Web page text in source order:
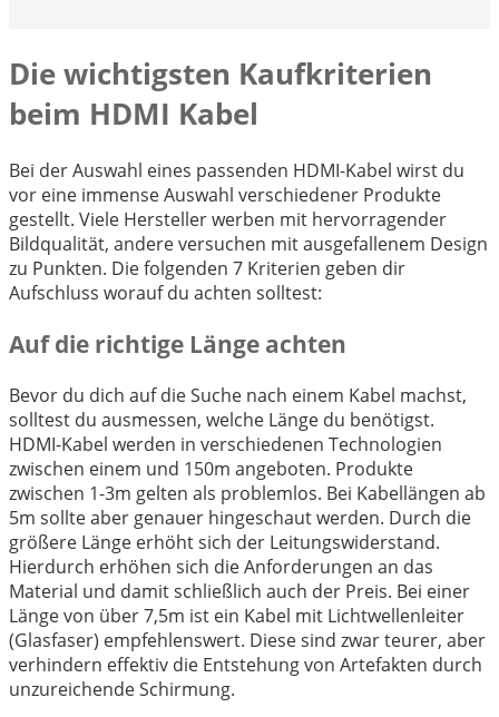
Die wichtigsten Kaufkriterien
beim HDMI Kabel
Bei der Auswahl eines passenden HDMI-Kabel wirst du
vor eine immense Auswahl verschiedener Produkte
gestellt. Viele Hersteller werben mit hervorragender
Bildqualität, andere versuchen mit ausgefallenem Design
zu Punkten. Die folgenden 7 Kriterien geben dir
Aufschluss worauf du achten solltest:
Auf die richtige Länge achten
Bevor du dich auf die Suche nach einem Kabel machst,
solltest du ausmessen, welche Länge du benötigst.
HDMI-Kabel werden in verschiedenen Technologien
zwischen einem und 150m angeboten. Produkte
zwischen 1-3m gelten als problemlos. Bei Kabellängen ab
5m sollte aber genauer hingeschaut werden. Durch die
größere Länge erhöht sich der Leitungswiderstand.
Hierdurch erhöhen sich die Anforderungen an das
Material und damit schließlich auch der Preis. Bei einer
Länge von über 7,5m ist ein Kabel mit Lichtwellenleiter
(Glasfaser) empfehlenswert. Diese sind zwar teurer, aber
verhindern effektiv die Entstehung von Artefakten durch
unzureichende Schirmung.